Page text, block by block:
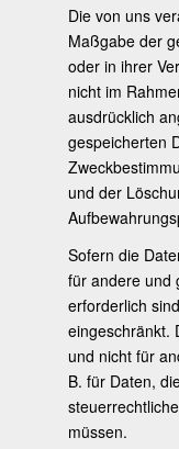
Die von uns
Maßgabe der
oder in ihrer
nicht im
ausdrücklich
gespeicherten
und der
Sofern die
für andere und
erforderlich
eingeschränkt.
und nicht für
B. für Daten,
müssen.